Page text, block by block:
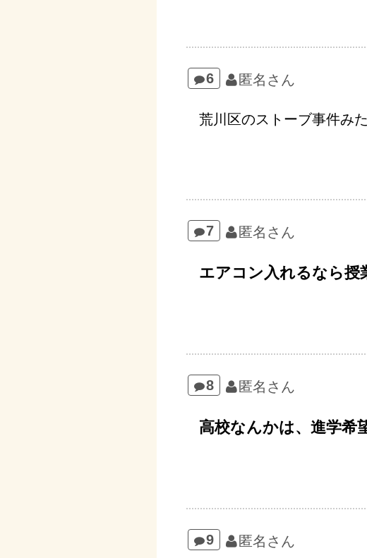
6 匿名さん
荒川区のストーブ事件み
7 匿名さん
エアコン入れるなら授
8 匿名さん
高校なんかは、進学希
9 匿名さん